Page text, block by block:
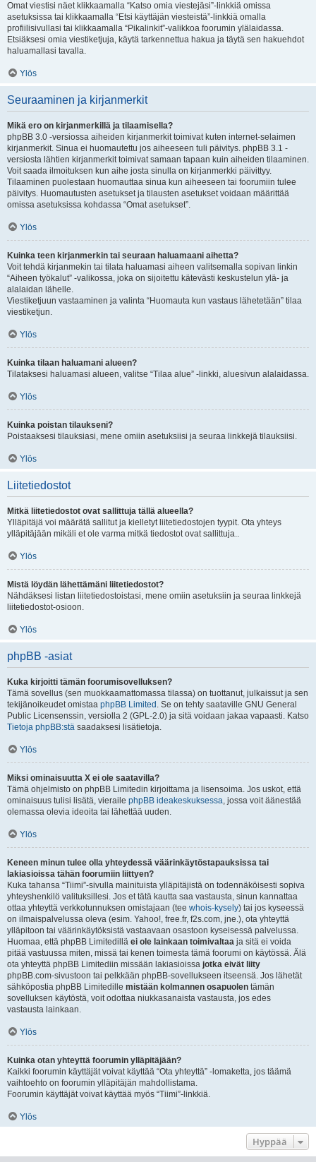
Omat viestisi näet klikkaamalla “Katso omia viestejäsi”-linkkiä omissa
asetuksissa tai klikkaamalla “Etsi käyttäjän viesteistä”-linkkiä omalla
profiilisivullasi tai klikkaamalla “Pikalinkit”-valikkoa foorumin ylälaidassa.
Etsiäksesi omia viestiketjuja, käytä tarkennettua hakua ja täytä sen hakuehdot
haluamallasi tavalla.
Ylös
Seuraaminen ja kirjanmerkit
Mikä ero on kirjanmerkillä ja tilaamisella?
phpBB 3.0 -versiossa aiheiden kirjanmerkit toimivat kuten internet-selaimen
kirjanmerkit. Sinua ei huomautettu jos aiheeseen tuli päivitys. phpBB 3.1 -
versiosta lähtien kirjanmerkit toimivat samaan tapaan kuin aiheiden tilaaminen.
Voit saada ilmoituksen kun aihe josta sinulla on kirjanmerkki päivittyy.
Tilaaminen puolestaan huomauttaa sinua kun aiheeseen tai foorumiin tulee
päivitys. Huomautusten asetukset ja tilausten asetukset voidaan määrittää
omissa asetuksissa kohdassa “Omat asetukset”.
Ylös
Kuinka teen kirjanmerkin tai seuraan haluamaani aihetta?
Voit tehdä kirjanmekin tai tilata haluamasi aiheen valitsemalla sopivan linkin
“Aiheen työkalut” -valikossa, joka on sijoitettu kätevästi keskustelun ylä- ja
alalaidan lähelle.
Viestiketjuun vastaaminen ja valinta “Huomauta kun vastaus lähetetään” tilaa
viestiketjun.
Ylös
Kuinka tilaan haluamani alueen?
Tilataksesi haluamasi alueen, valitse “Tilaa alue” -linkki, aluesivun alalaidassa.
Ylös
Kuinka poistan tilaukseni?
Poistaaksesi tilauksiasi, mene omiin asetuksiisi ja seuraa linkkejä tilauksiisi.
Ylös
Liitetiedostot
Mitkä liitetiedostot ovat sallittuja tällä alueella?
Ylläpitäjä voi määrätä sallitut ja kielletyt liitetiedostojen tyypit. Ota yhteys
ylläpitäjään mikäli et ole varma mitkä tiedostot ovat sallittuja..
Ylös
Mistä löydän lähettämäni liitetiedostot?
Nähdäksesi listan liitetiedostoistasi, mene omiin asetuksiin ja seuraa linkkejä
liitetiedostot-osioon.
Ylös
phpBB -asiat
Kuka kirjoitti tämän foorumisovelluksen?
Tämä sovellus (sen muokkaamattomassa tilassa) on tuottanut, julkaissut ja sen
tekijänoikeudet omistaa phpBB Limited . Se on tehty saataville GNU General
Public Licensenssin, versiolla 2 (GPL-2.0) ja sitä voidaan jakaa vapaasti. Katso
Tietoja phpBB:stä saadaksesi lisätietoja.
Ylös
Miksi ominaisuutta X ei ole saatavilla?
Tämä ohjelmisto on phpBB Limitedin kirjoittama ja lisensoima. Jos uskot, että
ominaisuus tulisi lisätä, vieraile phpBB ideakeskuksessa, jossa voit äänestää
olemassa olevia ideoita tai lähettää uuden.
Ylös
Keneen minun tulee olla yhteydessä väärinkäytöstapauksissa tai
lakiasioissa tähän foorumiin liittyen?
Kuka tahansa “Tiimi”-sivulla mainituista ylläpitäjistä on todennäköisesti sopiva
yhteyshenkilö valituksillesi. Jos et tätä kautta saa vastausta, sinun kannattaa
ottaa yhteyttä verkkotunnuksen omistajaan (tee whois-kysely) tai jos kyseessä
on ilmaispalvelussa oleva (esim. Yahoo!, free.fr, f2s.com, jne.), ota yhteyttä
ylläpitoon tai väärinkäytöksistä vastaavaan osastoon kyseisessä palvelussa.
Huomaa, että phpBB Limitedillä ei ole lainkaan toimivaltaa ja sitä ei voida
pitää vastuussa miten, missä tai kenen toimesta tämä foorumi on käytössä. Älä
ota yhteyttä phpBB Limitediin missään lakiasioissa jotka eivät liity
phpBB.com-sivustoon tai pelkkään phpBB-sovellukseen itseensä. Jos lähetät
sähköpostia phpBB Limitedille mistään kolmannen osapuolen tämän
sovelluksen käytöstä, voit odottaa niukkasanaista vastausta, jos edes
vastausta lainkaan.
Ylös
Kuinka otan yhteyttä foorumin ylläpitäjään?
Kaikki foorumin käyttäjät voivat käyttää “Ota yhteyttä” -lomaketta, jos täämä
vaihtoehto on foorumin ylläpitäjän mahdollistama.
Foorumin käyttäjät voivat käyttää myös “Tiimi”-linkkiä.
Ylös
Hyppää